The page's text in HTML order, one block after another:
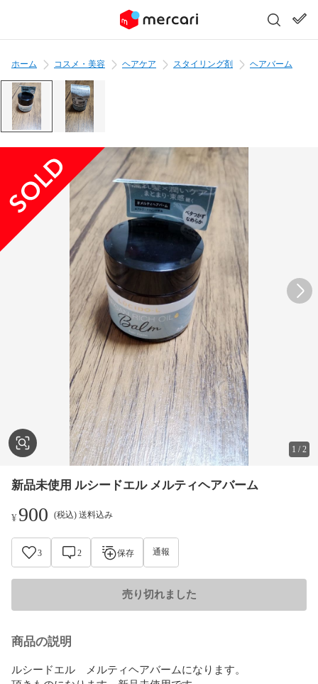
ホーム コスメ・美容 ヘアケア スタイリング剤 ヘアバーム
1 /2
新品未使用 ルシードエル メルティヘアバーム
¥900 (税込) 送料込み
3 2 保存 通報
売り切れました
商品の説明
ルシードエル　メルティヘアバームになります。